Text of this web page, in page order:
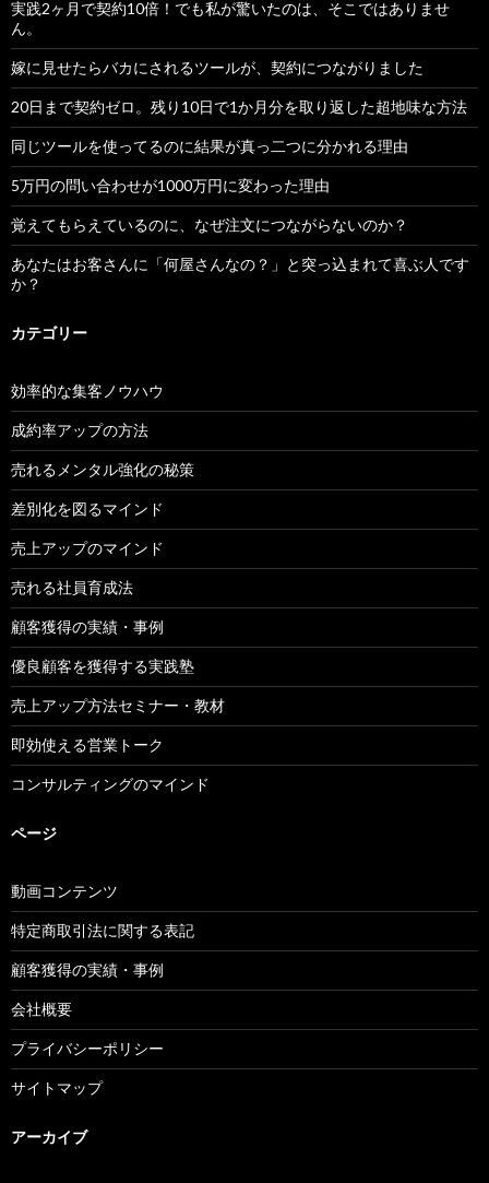
実践2ヶ月で契約10倍！でも私が驚いたのは、そこではありませ
ん。
嫁に見せたらバカにされるツールが、契約につながりました
20日まで契約ゼロ。残り10日で1か月分を取り返した超地味な方法
同じツールを使ってるのに結果が真っ二つに分かれる理由
5万円の問い合わせが1000万円に変わった理由
覚えてもらえているのに、なぜ注文につながらないのか？
あなたはお客さんに「何屋さんなの？」と突っ込まれて喜ぶ人です
か？
カテゴリー
効率的な集客ノウハウ
成約率アップの方法
売れるメンタル強化の秘策
差別化を図るマインド
売上アップのマインド
売れる社員育成法
顧客獲得の実績・事例
優良顧客を獲得する実践塾
売上アップ方法セミナー・教材
即効使える営業トーク
コンサルティングのマインド
ページ
動画コンテンツ
特定商取引法に関する表記
顧客獲得の実績・事例
会社概要
プライバシーポリシー
サイトマップ
アーカイブ